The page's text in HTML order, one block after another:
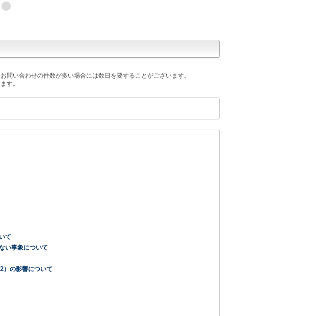
い合わせの件数が多い場合には数日を要することがございます。
す。
て
い事象について
）の影響について